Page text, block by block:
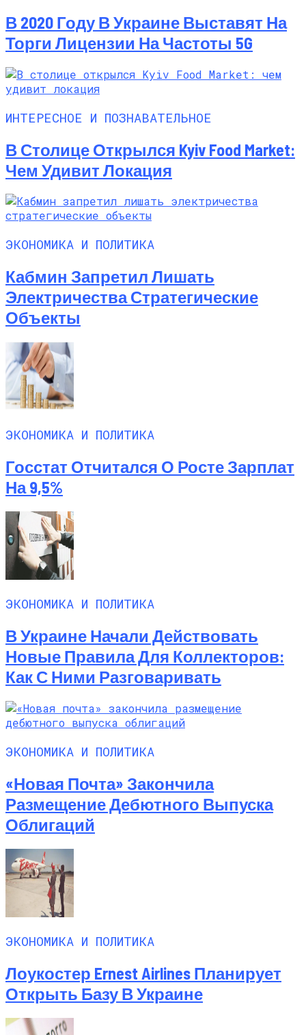
В 2020 Году В Украине Выставят На
Торги Лицензии На Частоты 5G
ИНТЕРЕСНОЕ И ПОЗНАВАТЕЛЬНОЕ
В Столице Открылся Kyiv Food Market:
Чем Удивит Локация
ЭКОНОМИКА И ПОЛИТИКА
Кабмин Запретил Лишать
Электричества Стратегические
Объекты
ЭКОНОМИКА И ПОЛИТИКА
Госстат Отчитался О Росте Зарплат
На 9,5%
ЭКОНОМИКА И ПОЛИТИКА
В Украине Начали Действовать
Новые Правила Для Коллекторов:
Как С Ними Разговаривать
ЭКОНОМИКА И ПОЛИТИКА
«Новая Почта» Закончила
Размещение Дебютного Выпуска
Облигаций
ЭКОНОМИКА И ПОЛИТИКА
Лоукостер Ernest Airlines Планирует
Открыть Базу В Украине